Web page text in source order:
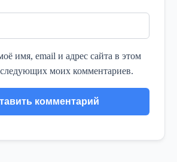
имя, email и адрес сайта в этом
моих комментариев.